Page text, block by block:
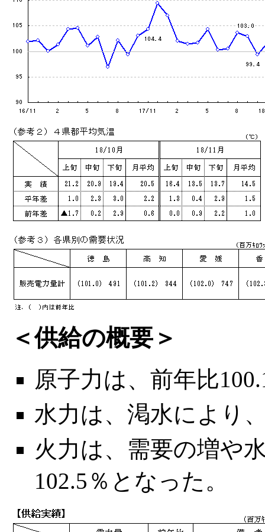
＜供給の概要＞
原子力は、前年比
水力は、渇水により
火力は、需要の増や
102.5％となった。